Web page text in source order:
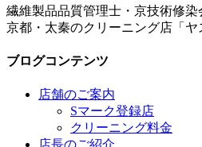
繊維製品品質管理士・京技術修染
京都・太秦のクリーニング店「ヤ
ブログコンテンツ
店舗のご案内
Sマーク登録店
クリーニング料金